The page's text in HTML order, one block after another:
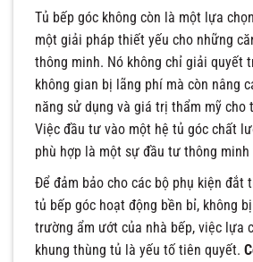
Tủ bếp góc không còn là một lựa
một giải pháp thiết yếu cho những
thông minh. Nó không chỉ giải quyết
không gian bị lãng phí mà còn nâng
năng sử dụng và giá trị thẩm mỹ cho
Việc đầu tư vào một hệ tủ góc chất
phù hợp là một sự đầu tư thông minh
Để đảm bảo cho các bộ phụ kiện đắt
tủ bếp góc hoạt động bền bỉ, không
trường ẩm ướt của nhà bếp, việc lựa
khung thùng tủ là yếu tố tiên quyết.